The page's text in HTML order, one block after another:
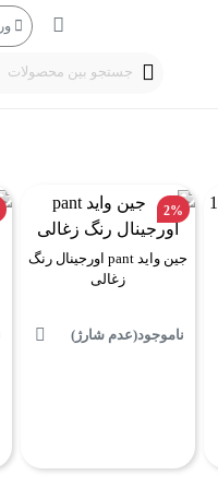
جستجو بین محصولات
2%
جین واید pant اورجینال رنگ
زغالی
ناموجود(عدم شارژ)